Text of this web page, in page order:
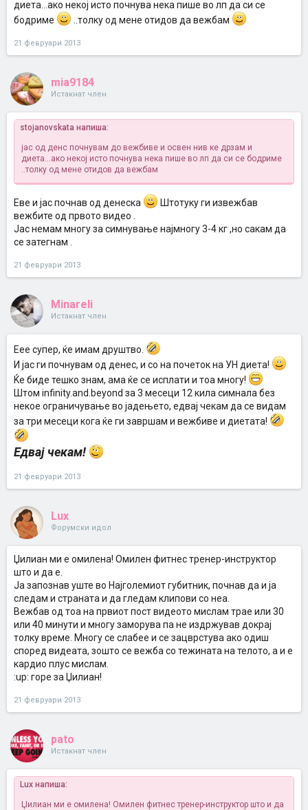
диета...ако некој исто почнува нека пише во лп да си се
бодриме
..толку од мене отидов да вежбам
21 февруари 2013
mia9184
Истакнат член
stojanovskata напиша:
јас од денс почнувам до вежбиве и освен нив ке дрзам и
диета...ако некој исто почнува нека пише во лп да си се бодриме
..толку од мене отидов да вежбам
Еве и јас почнав од денеска
Штотуку ги извежбав
вежбите од првото видео .
Јас немам многу за симнување најмногу 3-4 кг ,но сакам да
се затегнам .
21 февруари 2013
Minareli
Истакнат член
Еее супер, ќе имам друштво.
И јас ги почнувам од денес, и со на почеток на УН диета!
Ќе биде тешко знам, ама ќе се исплати и тоа многу!
Штом infinity.and.beyond за 3 месеци 12 кила симнала без
некое ограничување во јадењето, едвај чекам да се видам
за три месеци кога ќе ги завршам и вежбиве и диетата!
Едвај чекам!
21 февруари 2013
Lux
Форумски идол
Џилиан ми е омилена! Омилен фитнес тренер-инструктор
што и да е.
Ја запознав уште во Најголемиот губитник, почнав да и ја
следам и страната и да гледам клипови со неа.
Вежбав од тоа на првиот пост видеото мислам трае или 30
или 40 минути и многу заморува па не издржував докрај
толку време. Многу се слабее и се зацврстува ако одиш
според видеата, зошто се вежба со тежината на телото, а и е
кардио плус мислам.
:up: горе за Џилиан!
21 февруари 2013
pato
Истакнат член
Lux напиша:
Џилиан ми е омилена! Омилен фитнес тренер-инструктор што и да